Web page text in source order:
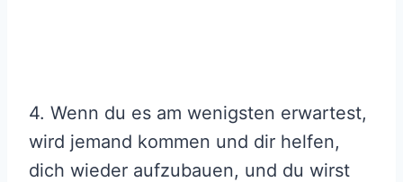
4. Wenn du es am wenigsten erwartest,
wird jemand kommen und dir helfen,
dich wieder aufzubauen, und du wirst